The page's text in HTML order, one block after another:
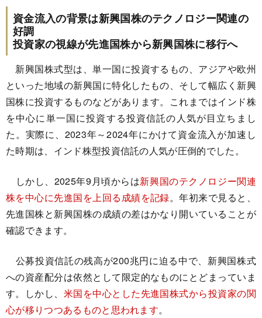
資金流入の背景は新興国株のテクノロジー関連の
好調
投資家の視線が先進国株から新興国株に移行へ
新興国株式型は、単一国に投資するもの、アジアや欧州
といった地域の新興国に特化したもの、そして幅広く新興
国株に投資するものなどがあります。これまではインド株
を中心に単一国に投資する投資信託の人気が目立ちまし
た。実際に、2023年～2024年にかけて資金流入が加速し
た時期は、インド株型投資信託の人気が圧倒的でした。
しかし、2025年9月頃からは新興国のテクノロジー関連
株を中心に先進国を上回る成績を記録。年初来で見ると、
先進国株と新興国株の成績の差はかなり開いていることが
確認できます。
公募投資信託の残高が200兆円に迫る中で、新興国株式
への資産配分は依然として限定的なものにとどまっていま
す。しかし、 米国を中心とした先進国株式から投資家の関
心が移りつつあるものと思われます。